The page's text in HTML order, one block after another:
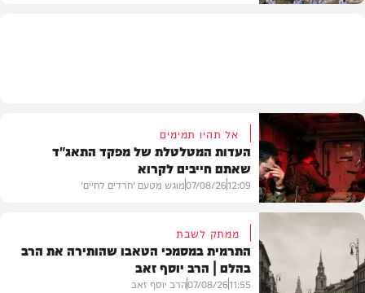
דעות
אל תהיו תמימים
העדות המטלטלת של מפקד התאג"ד
שאתם חייבים לקרוא
12:09
07/08/26מוגש מטעם 'חרדים לחיים'
ממתק לשבת
התרמית במסמכי הטאבו שהותירה את הרב
בהלם | הרב יוסף זאב
11:55
07/08/26הרב יוסף זאב